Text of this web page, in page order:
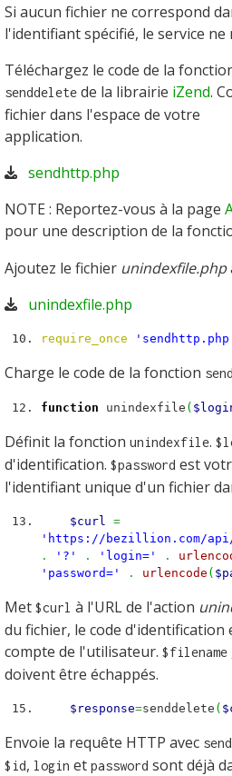
Si aucun fichier ne correspond
l'identifiant spécifié, le service
Téléchargez le code de la
senddelete de la librairie iZend.
fichier dans l'espace de votre
application.
sendhttp.php
NOTE : Reportez-vous à la page
pour une description de la
Ajoutez le fichier unindexfile.php
unindexfile.php
require_once
Charge le code de la fonction
function unindexfile (
Définit la fonction unindexfile.
d'identification. $password est
l'identifiant unique d'un fichier
$curl
=
'https://bezillion.com/
.
'?' . 'login=' .
'password='
. urlencode (
Met $curl à l'URL de l'action
du fichier, le code d'identification
compte de l'utilisateur. $filename
doivent être échappés.
$response=senddelete (
Envoie la requête HTTP avec
$id, login et password sont déjà